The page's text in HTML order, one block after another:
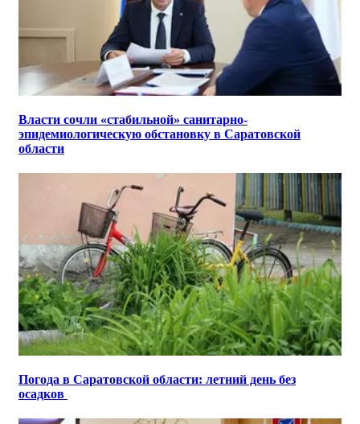
Власти сочли «стабильной» санитарно-
эпидемиологическую обстановку в Саратовской
области
Погода в Саратовской области: летний день без
осадков